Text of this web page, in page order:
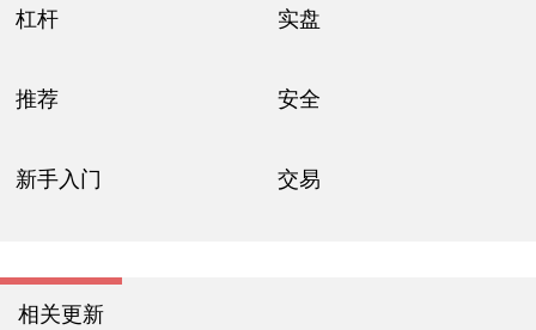
杠杆 实盘
推荐 安全
新手入门 交易
相关更新